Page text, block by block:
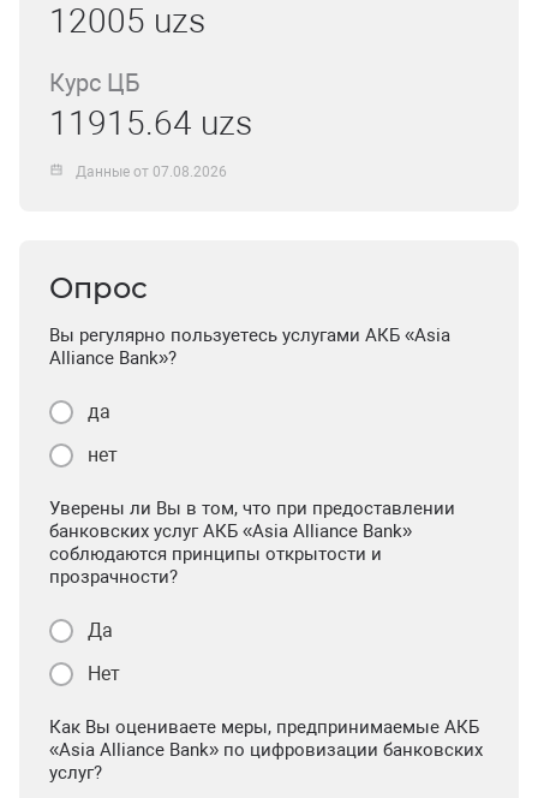
12005 uzs
Курс ЦБ
11915.64 uzs
Данные от 07.08.2026
Опрос
Вы регулярно пользуетесь услугами АКБ «Asia
Alliance Bank»?
да
нет
Уверены ли Вы в том, что при предоставлении
банковских услуг АКБ «Asia Alliance Bank»
соблюдаются принципы открытости и
прозрачности?
Да
Нет
Как Вы оцениваете меры, предпринимаемые АКБ
«Asia Alliance Bank» по цифровизации банковских
услуг?